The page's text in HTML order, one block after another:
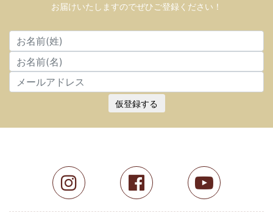
お届けいたしますのでぜひご登録ください！
仮登録する